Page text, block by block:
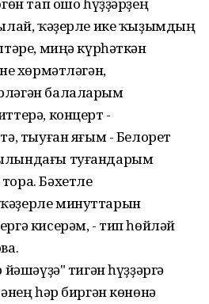
ҡәҙерле ике ҡыҙымдың
миңә күрһәткән
хөрмәтләгән,
балаларым
концерт -
тыуған яғым - Белорет
туғандарым
Бәхетле
минуттарын
кисерәм, - тип һөйләй
тигән һүҙҙәргә
һәр биргән көнөнә